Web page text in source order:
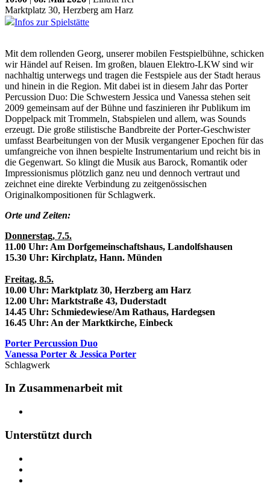
Marktplatz 30, Herzberg am Harz
Infos zur Spielstätte
Mit dem rollenden Georg, unserer mobilen Festspielbühne, schicken
wir Händel auf Reisen. Im großen, blauen Elektro-LKW sind wir
nachhaltig unterwegs und tragen die Festspiele aus der Stadt heraus
und hinein in die Region. Mit dabei ist in diesem Jahr das Porter
Percussion Duo: Die Schwestern Jessica und Vanessa stehen seit
2009 gemeinsam auf der Bühne und faszinieren ihr Publikum im
Doppelpack mit Trommeln, Stabspielen und allem, was Sounds
erzeugt. Die große stilistische Bandbreite der Porter-Geschwister
umfasst Bearbeitungen von der Musik vergangener Epochen für das
umfangreiche von ihnen bespielte Instrumentarium und reicht bis in
die Gegenwart. So klingt die Musik aus Barock, Romantik oder
Impressionismus plötzlich ganz neu und dennoch vertraut und
zeichnet eine direkte Verbindung zu zeitgenössischen
Originalkompositionen für Schlagwerk.
Orte und Zeiten:
Donnerstag, 7.5.
11.00 Uhr: Am Dorfgemeinschaftshaus, Landolfshausen
15.30 Uhr: Kirchplatz, Hann. Münden
Freitag, 8.5.
10.00 Uhr: Marktplatz 30, Herzberg am Harz
12.00 Uhr: Marktstraße 43, Duderstadt
14.45 Uhr: Schmiedewiese/Am Rathaus, Hardegsen
16.45 Uhr: An der Marktkirche, Einbeck
Porter Percussion Duo
Vanessa Porter & Jessica Porter
Schlagwerk
In Zusammenarbeit mit
Unterstützt durch